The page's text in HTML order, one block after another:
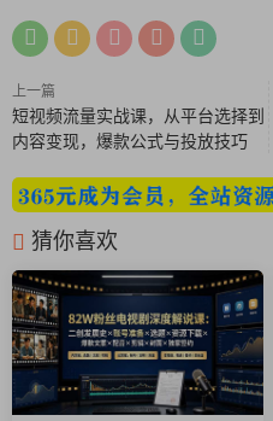
7-007背之前背之后对比图
8-005红头文件
9-009学习计划表小日历
上一篇
短视频流量实战课，从平台选择到
内容变现，爆款公式与投放技巧
猜你喜欢